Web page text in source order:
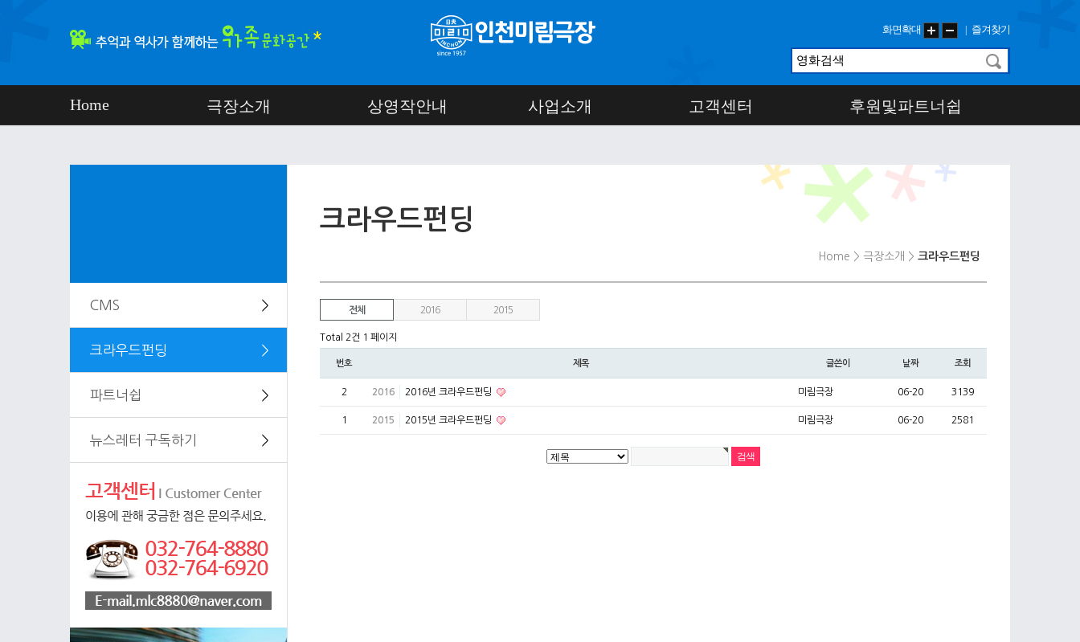
화면확대 즐겨찾기
Home 극장소개 상영작안내 사업소개 고객센터 후원및파트너쉽
CMS ＞
크라우드펀딩 ＞
파트너쉽 ＞
뉴스레터 구독하기 ＞
크라우드펀딩
Home > 극장소개 > 크라우드펀딩
전체 2016 2015
Total 2건 1 페이지
번호 제목 글쓴이 날짜 조회
2 2016 2016년 크라우드펀딩 미림극장 06-20 3139
1 2015 2015년 크라우드펀딩 미림극장 06-20 2581